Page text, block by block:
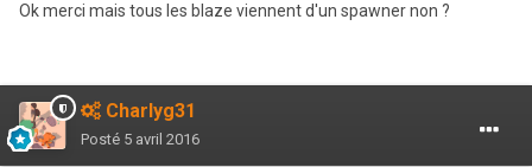
Ok merci mais tous les blaze viennent d'un spawner non ?
Charlyg31
Posté 5 avril 2016